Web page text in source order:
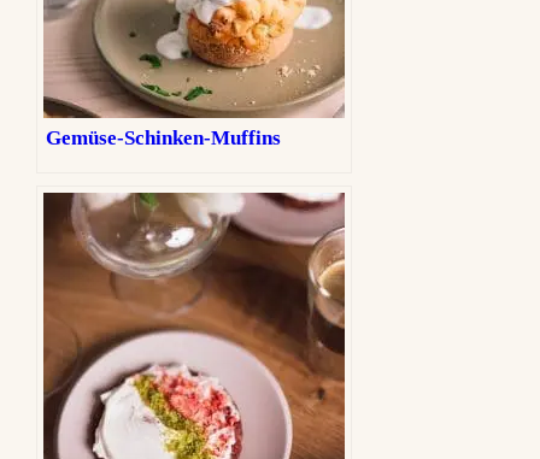
Gemüse-Schinken-Muffins